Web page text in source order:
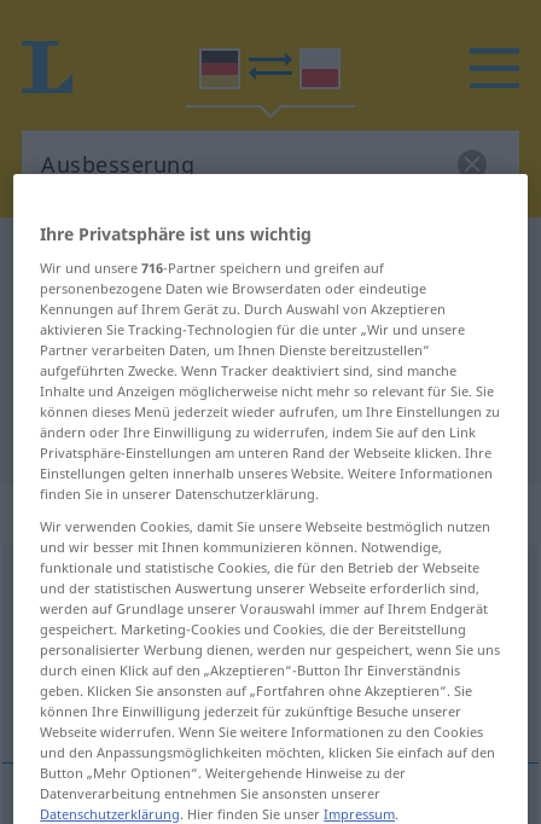
Deutsch-Polnisch Übersetzung für
"Ausbesserung"
"Ausbesserung" Polnisch
Übersetzung
„Ausbesserung“ : Femininum
Ausbesserung f
Übersicht aller Übersetzungen
(Für mehr Details die Übersetzung anklicken/antippen)
naprawa, remont
Ihre Privatsphäre ist uns wichtig
Wir und unsere716-Partner speichern und greifen auf
personenbezogene Daten wie Browserdaten oder eindeutige
Kennungen auf Ihrem Gerät zu. Durch Auswahl von Akzeptieren
aktivieren Sie Tracking-Technologien für die unter „Wir und unsere
Partner verarbeiten Daten, um Ihnen Dienste bereitzustellen“
aufgeführten Zwecke. Wenn Tracker deaktiviert sind, sind manche
Inhalte und Anzeigen möglicherweise nicht mehr so relevant für Sie. Sie
können dieses Menü jederzeit wieder aufrufen, um Ihre Einstellungen zu
ändern oder Ihre Einwilligung zu widerrufen, indem Sie auf den Link
Privatsphäre-Einstellungen am unteren Rand der Webseite klicken. Ihre
Einstellungen gelten innerhalb unseres Website. Weitere Informationen
finden Sie in unserer Datenschutzerklärung.
Wir verwenden Cookies, damit Sie unsere Webseite bestmöglich nutzen
und wir besser mit Ihnen kommunizieren können. Notwendige,
funktionale und statistische Cookies, die für den Betrieb der Webseite
und der statistischen Auswertung unserer Webseite erforderlich sind,
werden auf Grundlage unserer Vorauswahl immer auf Ihrem Endgerät
gespeichert. Marketing-Cookies und Cookies, die der Bereitstellung
personalisierter Werbung dienen, werden nur gespeichert, wenn Sie uns
durch einen Klick auf den „Akzeptieren“-Button Ihr Einverständnis
geben. Klicken Sie ansonsten auf „Fortfahren ohne Akzeptieren“. Sie
können Ihre Einwilligung jederzeit für zukünftige Besuche unserer
Webseite widerrufen. Wenn Sie weitere Informationen zu den Cookies
und den Anpassungsmöglichkeiten möchten, klicken Sie einfach auf den
Button „Mehr Optionen“. Weitergehende Hinweise zu der
Datenverarbeitung entnehmen Sie ansonsten unserer
Datenschutzerklärung. Hier finden Sie unserImpressum.